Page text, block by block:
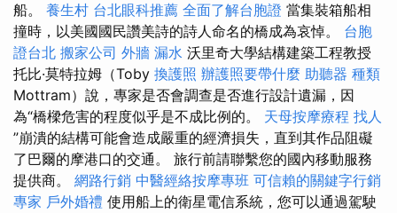
船。 養生村 台北眼科推薦 全面了解台胞證 當集裝箱船相
撞時，以美國國民讚美詩的詩人命名的橋成為哀悼。 台胞
證台北 搬家公司 外牆 漏水 沃里奇大學結構建築工程教授
托比·莫特拉姆（Toby 換護照 辦護照要帶什麼 助聽器 種類
Mottram）說，專家是否會調查是否進行設計遺漏，因
為“橋樑危害的程度似乎是不成比例的。 天母按摩療程 找人
”崩潰的結構可能會造成嚴重的經濟損失，直到其作品阻礙
了巴爾的摩港口的交通。 旅行前請聯繫您的國內移動服務
提供商。 網路行銷 中醫經絡按摩專班 可信賴的關鍵字行銷
專家 戶外婚禮 使用船上的衛星電信系統，您可以通過駕駛